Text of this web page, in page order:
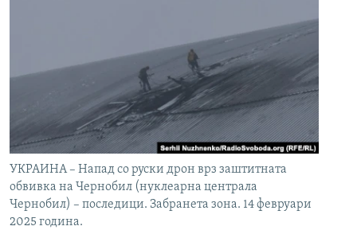
УКРАИНА – Напад со руски дрон врз заштитната
обвивка на Чернобил (нуклеарна централа
Чернобил) – последици. Забранета зона. 14 февруари
2025 година.